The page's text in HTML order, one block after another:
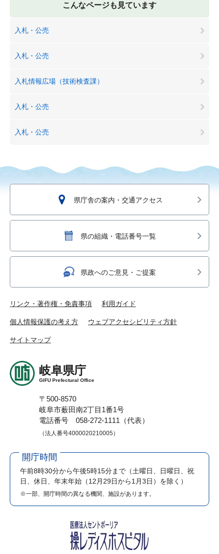
こんなページも見ています
入札・公売
入札・公売
入札情報広場（技術検査課）
入札・公売
入札・公売
県庁舎の案内・交通アクセス
県の組織・電話番号一覧
県政へのご意見・ご提案
リンク・著作権・免責事項 利用ガイド
個人情報保護の考え方 ウェブアクセシビリティ方針
サイトマップ
岐阜県庁
GIFU Prefectural Office
〒500-8570
岐阜市薮田南2丁目1番1号
電話番号 058-272-1111（代表）
（法人番号4000020210005）
開庁時間
午前8時30分から午後5時15分まで （土曜日、日曜日、祝
日、休日、年末年始（12月29日から1月3日）を除く）
※一部、開庁時間の異なる機関、施設があります。